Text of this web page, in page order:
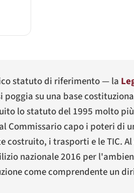
statuto di riferimento — la
poggia su una base
lo statuto del 1995 molto
capo i poteri di
i trasporti e le TIC. Al
nazionale 2016 per
come comprendente un